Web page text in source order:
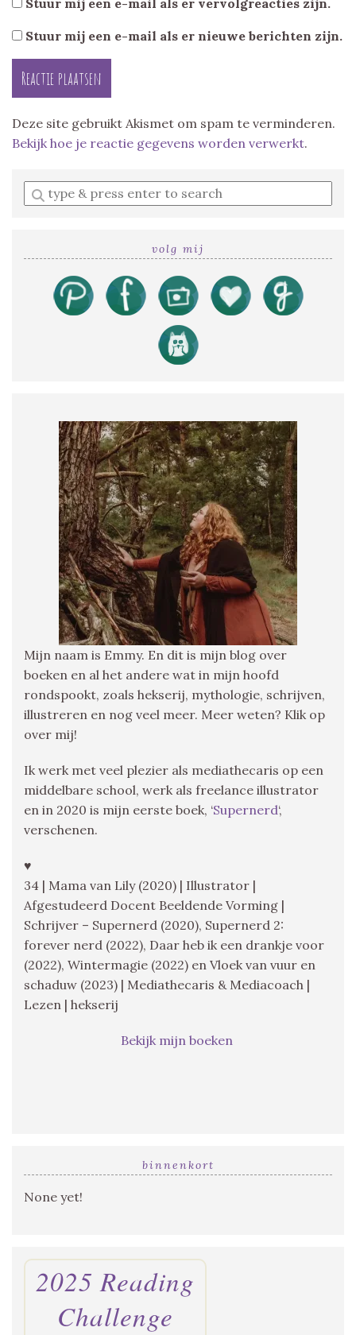
Stuur mij een e-mail als er vervolgreacties zijn.
Stuur mij een e-mail als er nieuwe berichten zijn.
Deze site gebruikt Akismet om spam te verminderen.
Bekijk hoe je reactie gegevens worden verwerkt.
Enter
a
volg mij
Mijn naam is Emmy. En dit is mijn blog over
boeken en al het andere wat in mijn hoofd
rondspookt, zoals hekserij, mythologie, schrijven,
illustreren en nog veel meer. Meer weten? Klik op
over mij!
Ik werk met veel plezier als mediathecaris op een
middelbare school, werk als freelance illustrator
en in 2020 is mijn eerste boek, ‘Supernerd‘,
verschenen.
♥
34 | Mama van Lily (2020) | Illustrator |
Afgestudeerd Docent Beeldende Vorming |
Schrijver – Supernerd (2020), Supernerd 2:
forever nerd (2022), Daar heb ik een drankje voor
(2022), Wintermagie (2022) en Vloek van vuur en
schaduw (2023) | Mediathecaris & Mediacoach |
Lezen | hekserij
Bekijk mijn boeken
binnenkort
None yet!
2025 Reading
Challenge